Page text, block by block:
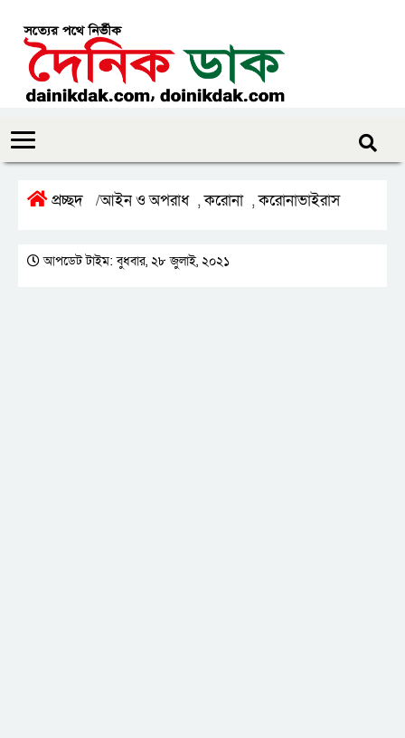
প্রচ্ছদ /আইন ও অপরাধ ,করোনা ,করোনাভাইরাস
আপডেট টাইম: বুধবার, ২৮ জুলাই, ২০২১